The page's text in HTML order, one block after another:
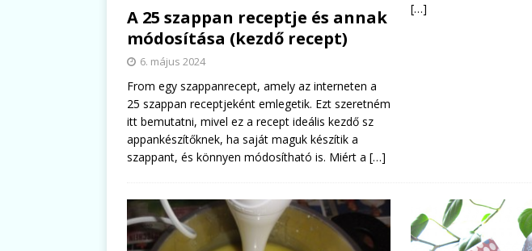
A 25 szappan receptje és annak
módosítása (kezdő recept)
6. május 2024
From egy szappanrecept, amely az interneten a
25 szappan receptjeként emlegetik. Ezt szeretném
itt bemutatni, mivel ez a recept ideális kezdő sz
appankészítőknek, ha saját maguk készítik a
szappant, és könnyen módosítható is. Miért a […]
[…]